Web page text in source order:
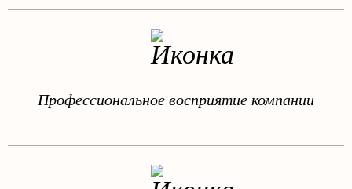
Профессиональное восприятие компании